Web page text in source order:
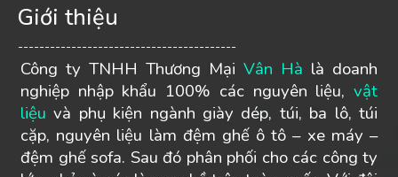
Giới thiệu
-----------------------------------------
Công ty TNHH Thương Mại Vân Hà là doanh
nghiệp nhập khẩu 100% các nguyên liệu, vật
liệu và phụ kiện ngành giày dép, túi, ba lô, túi
cặp, nguyên liệu làm đệm ghế ô tô – xe máy –
đệm ghế sofa. Sau đó phân phối cho các công ty